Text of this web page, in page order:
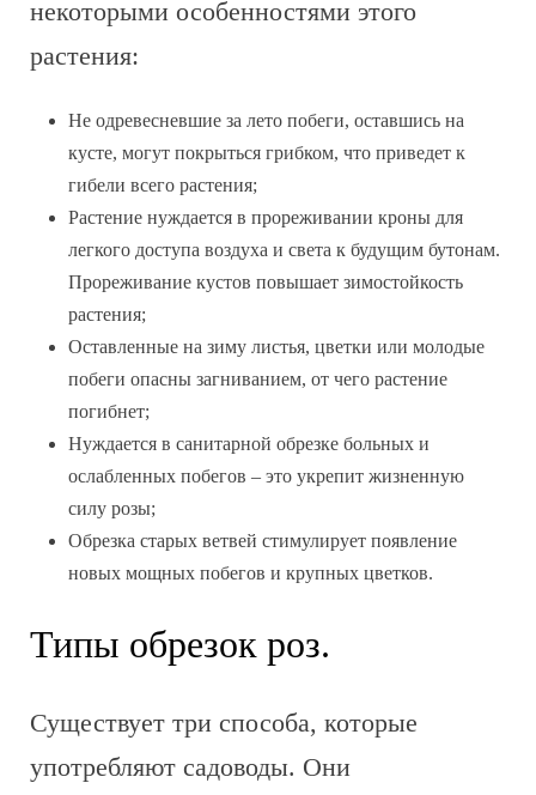
некоторыми особенностями этого
растения:
Не одревесневшие за лето побеги, оставшись на
кусте, могут покрыться грибком, что приведет к
гибели всего растения;
Растение нуждается в прореживании кроны для
легкого доступа воздуха и света к будущим бутонам.
Прореживание кустов повышает зимостойкость
растения;
Оставленные на зиму листья, цветки или молодые
побеги опасны загниванием, от чего растение
погибнет;
Нуждается в санитарной обрезке больных и
ослабленных побегов – это укрепит жизненную
силу розы;
Обрезка старых ветвей стимулирует появление
новых мощных побегов и крупных цветков.
Типы обрезок роз.
Существует три способа, которые
употребляют садоводы. Они